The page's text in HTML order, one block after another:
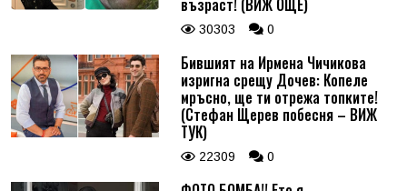
възраст! (ВИЖ ОЩЕ)
30303 0
Бившият на Ирмена Чичикова
изригна срещу Дочев: Копеле
мръсно, ще ти отрежа топките!
(Стефан Щерев побесня – ВИЖ
ТУК)
22309 0